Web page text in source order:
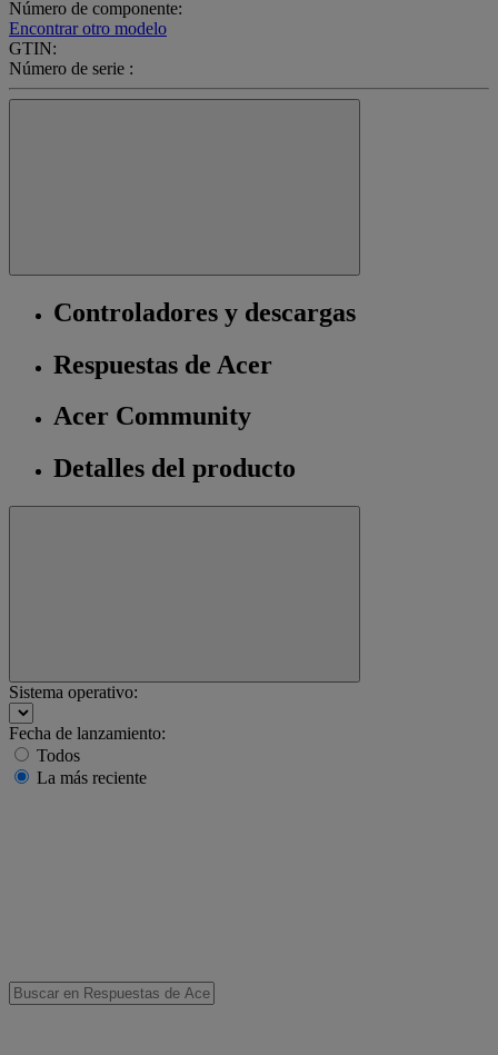
Número de componente:
Encontrar otro modelo
GTIN:
Número de serie :
Controladores y descargas
Respuestas de Acer
Acer Community
Detalles del producto
Sistema operativo:
Fecha de lanzamiento:
Todos
La más reciente